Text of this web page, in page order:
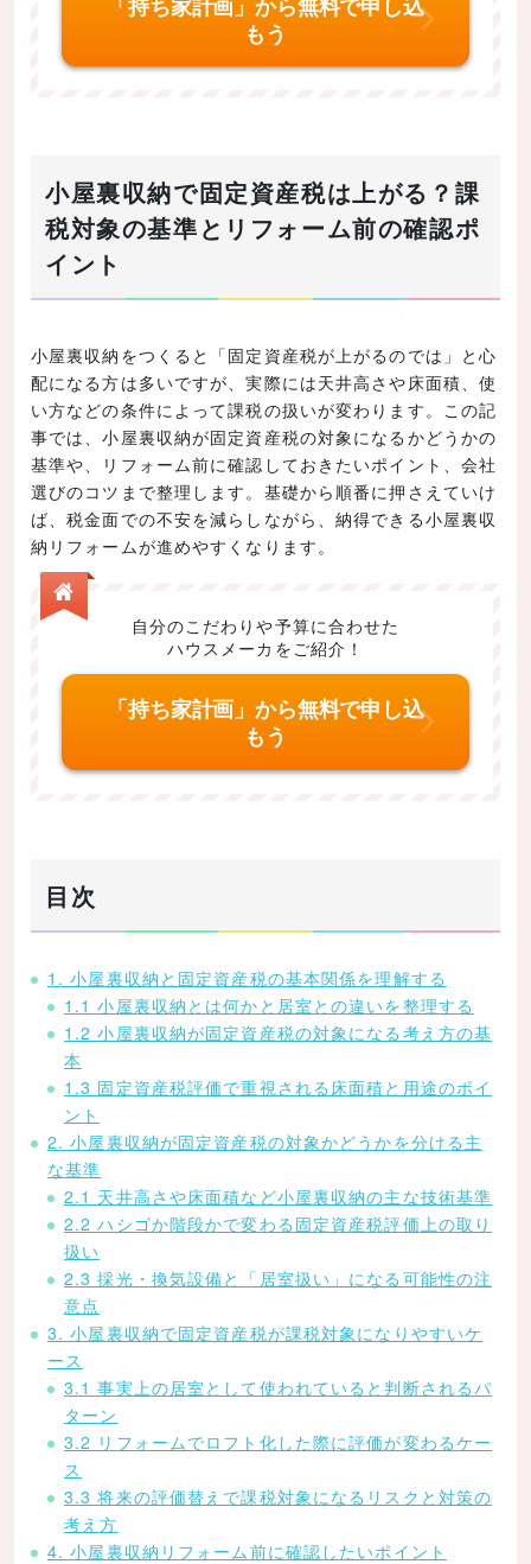
「持ち家計画」から無料で申し込
もう
小屋裏収納で固定資産税は上がる？課
税対象の基準とリフォーム前の確認ポ
イント
小屋裏収納をつくると「固定資産税が上がるのでは」と心
配になる方は多いですが、実際には天井高さや床面積、使
い方などの条件によって課税の扱いが変わります。この記
事では、小屋裏収納が固定資産税の対象になるかどうかの
基準や、リフォーム前に確認しておきたいポイント、会社
選びのコツまで整理します。基礎から順番に押さえていけ
ば、税金面での不安を減らしながら、納得できる小屋裏収
納リフォームが進めやすくなります。
自分のこだわりや予算に合わせた
ハウスメーカをご紹介！
「持ち家計画」から無料で申し込
もう
目次
1. 小屋裏収納と固定資産税の基本関係を理解する
1.1 小屋裏収納とは何かと居室との違いを整理する
1.2 小屋裏収納が固定資産税の対象になる考え方の基
本
1.3 固定資産税評価で重視される床面積と用途のポイ
ント
2. 小屋裏収納が固定資産税の対象かどうかを分ける主
な基準
2.1 天井高さや床面積など小屋裏収納の主な技術基準
2.2 ハシゴか階段かで変わる固定資産税評価上の取り
扱い
2.3 採光・換気設備と「居室扱い」になる可能性の注
意点
3. 小屋裏収納で固定資産税が課税対象になりやすいケ
ース
3.1 事実上の居室として使われていると判断されるパ
ターン
3.2 リフォームでロフト化した際に評価が変わるケー
ス
3.3 将来の評価替えで課税対象になるリスクと対策の
考え方
4. 小屋裏収納リフォーム前に確認したいポイント